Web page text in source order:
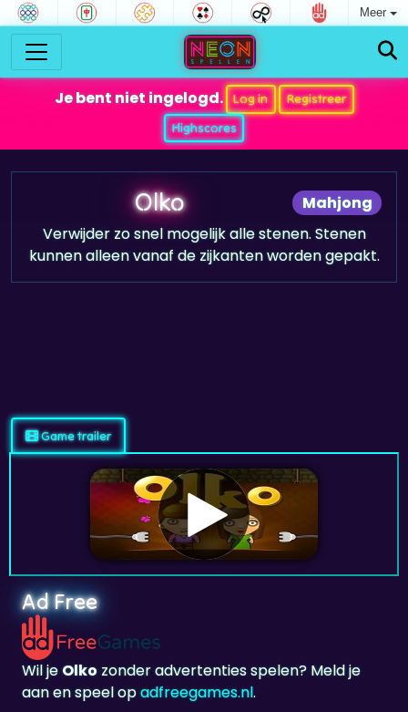
Meer
Je bent niet ingelogd. Log in
Registreer
Highscores
Mahjong
Olko
Verwijder zo snel mogelijk alle stenen. Stenen
kunnen alleen vanaf de zijkanten worden gepakt.
Ad Free
Wil je Olko
aan en speel opadfreegames.nl
Favoriet